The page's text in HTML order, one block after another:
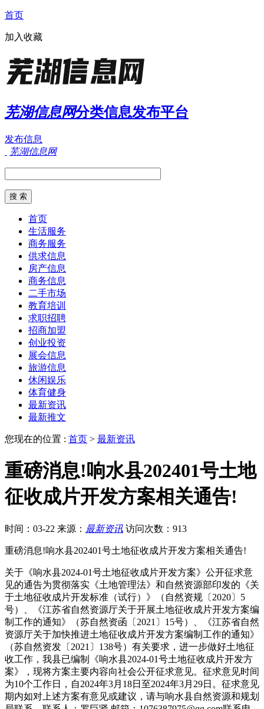
首页
加入收藏
芜湖信息网分类信息发布平台
发布信息
芜湖信息网
首页
生活服务
商务服务
供求信息
房产信息
商务信息
二手市场
教育培训
求职招聘
招商加盟
创业投资
展会信息
旅游信息
休闲娱乐
体育健身
最新资讯
最新推文
您现在的位置 : 首页 > 最新资讯
重磅消息!响水县202401号土地
征收成片开发方案相关通告!
时间：03-22 来源： 最新资讯 访问次数：913
重磅消息!响水县202401号土地征收成片开发方案相关通告!
关于《响水县2024-01号土地征收成片开发方案》公开征求意
见的通告为贯彻落实《土地管理法》和自然资源部印发的《关
于土地征收成片开发标准（试行）》（自然资规〔2020〕5
号）、《江苏省自然资源厅关于开展土地征收成片开发方案编
制工作的通知》（苏自然资函〔2021〕15号）、《江苏省自然
资源厅关于加快推进土地征收成片开发方案编制工作的通知》
（苏自然资发〔2021〕138号）有关要求，进一步做好土地征
收工作，我县已编制《响水县2024-01号土地征收成片开发方
案》，现将方案主要内容向社会公开征求意见。征求意见时间
为10个工作日，自2024年3月18日至2024年3月29日。征求意见
期内如对上述方案有意见或建议，请与响水县自然资源和规划